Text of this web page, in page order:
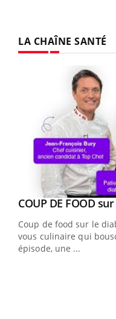
LA CHAÎNE SANTÉ
Youtube
COUP DE FOOD
Coup de food sur le
vous culinaire qui
épisode, une ...